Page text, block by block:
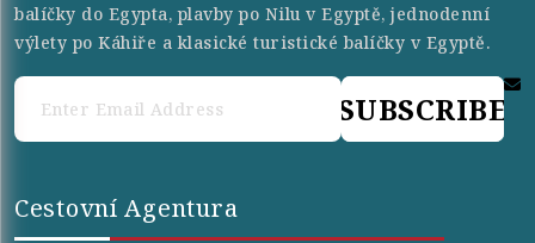
balíčky do Egypta, plavby po Nilu v Egyptě, jednodenní
výlety po Káhiře a klasické turistické balíčky v Egyptě.
SUBSCRIBE
Cestovní Agentura